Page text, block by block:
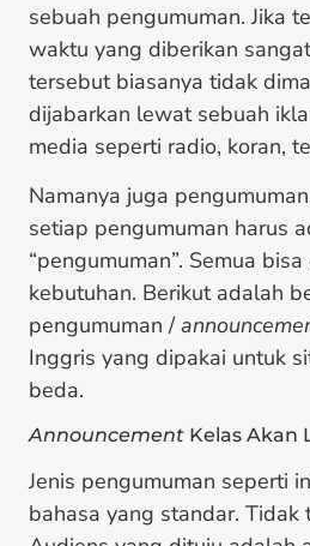
sebuah pengumuman. Jika
waktu yang diberikan
tersebut biasanya tidak
dijabarkan lewat sebuah
media seperti radio, koran,
Namanya juga
setiap pengumuman harus
“pengumuman”. Semua
kebutuhan. Berikut adalah
pengumuman /
Inggris yang dipakai untuk
beda.
Announcement Kelas Akan
Jenis pengumuman seperti
bahasa yang standar. Tidak